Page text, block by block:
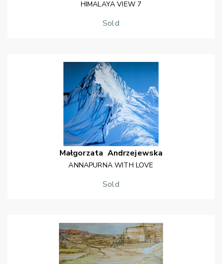
HIMALAYA VIEW 7
Sold
Małgorzata Andrzejewska
ANNAPURNA WITH LOVE
Sold